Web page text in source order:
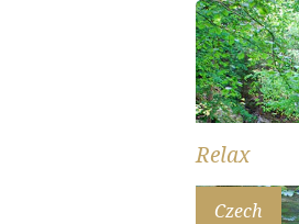
Relax
Czech